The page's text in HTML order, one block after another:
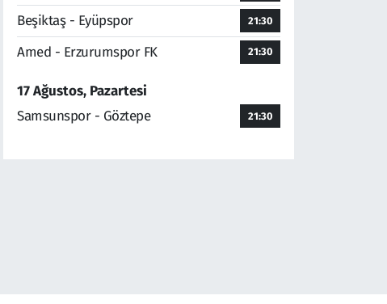
Beşiktaş - Eyüpspor 21:30
Amed - Erzurumspor FK 21:30
17 Ağustos, Pazartesi
Samsunspor - Göztepe
21:30